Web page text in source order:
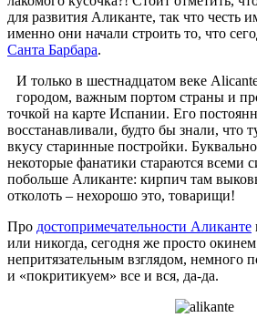
для развития Аликанте, так что честь
именно они начали строить то, что
Санта Барбара.
И только в шестнадцатом веке
городом, важным портом страны и
точкой на карте Испании. Его
восстанавливали, будто бы знали, что
вкусу старинные постройки.
некоторые фанатики стараются всеми
побольше Аликанте: кирпич там
отколоть – нехорошо это, товарищи!
Про достопримечательности Аликанте
или никогда, сегодня же просто
непритязательным взглядом, немного
и «покритикуем» все и вся, да-да.